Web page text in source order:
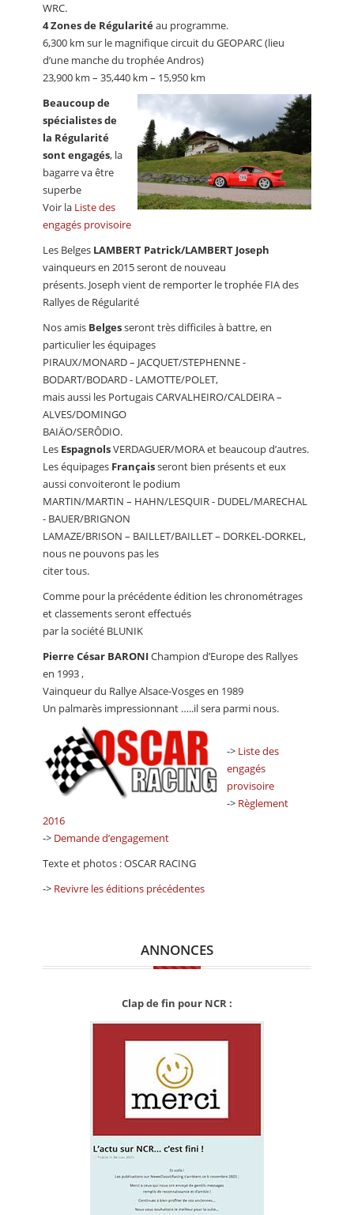
WRC.
4 Zones de Régularitéau programme.
6,300 km sur le magnifique circuit du GEOPARC (lieu
d’une manche du trophée Andros)
23,900 km – 35,440 km – 15,950 km
Beaucoup de
spécialistes de
la Régularité
sont engagés, la
bagarre va être
superbe
Voir la Liste des
engagés provisoire
Les Belges LAMBERT Patrick/LAMBERT Joseph
vainqueurs en 2015 seront de nouveau
présents. Joseph vient de remporter le trophée FIA des
Rallyes de Régularité
Nos amis Belgesseront très difficiles à battre, en
particulier les équipages
PIRAUX/MONARD – JACQUET/STEPHENNE -
BODART/BODARD - LAMOTTE/POLET,
mais aussi les Portugais CARVALHEIRO/CALDEIRA –
ALVES/DOMINGO
BAIÄO/SERÔDIO.
Les EspagnolsVERDAGUER/MORA et beaucoup d’autres.
Les équipages Françaisseront bien présents et eux
aussi convoiteront le podium
MARTIN/MARTIN – HAHN/LESQUIR - DUDEL/MARECHAL
- BAUER/BRIGNON
LAMAZE/BRISON – BAILLET/BAILLET – DORKEL-DORKEL,
nous ne pouvons pas les
citer tous.
Comme pour la précédente édition les chronométrages
et classements seront effectués
par la société BLUNIK
Pierre César BARONIChampion d’Europe des Rallyes
en 1993 ,
Vainqueur du Rallye Alsace-Vosges en 1989
Un palmarès impressionnant …..il sera parmi nous.
-> Liste des
engagés
provisoire
-> Règlement
2016
-> Demande d’engagement
Texte et photos : OSCAR RACING
-> Revivre les éditions précédentes
ANNONCES
Clap de fin pour NCR :